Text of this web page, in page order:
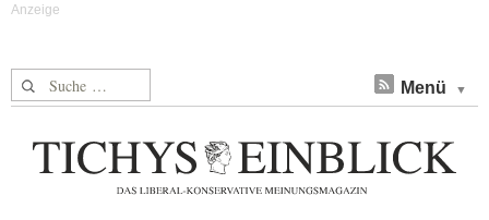
Suche nach: Menü